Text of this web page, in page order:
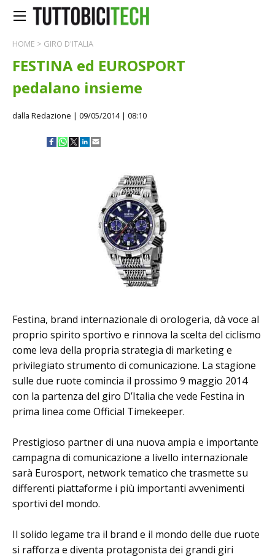
HOME > GIRO D'ITALIA
FESTINA ed EUROSPORT
pedalano insieme
dalla Redazione | 09/05/2014 | 08:10
Festina, brand internazionale di orologeria, dà voce al
proprio spirito sportivo e rinnova la scelta del ciclismo
come leva della propria strategia di marketing e
privilegiato strumento di comunicazione. La stagione
sulle due ruote comincia il prossimo 9 maggio 2014
con la partenza del giro D’Italia che vede Festina in
prima linea come Official Timekeeper.
Prestigioso partner di una nuova ampia e importante
campagna di comunicazione a livello internazionale
sarà Eurosport, network tematico che trasmette su
differenti piattaforme i più importanti avvenimenti
sportivi del mondo.
Il solido legame tra il brand e il mondo delle due ruote
si rafforza e diventa protagonista dei grandi giri